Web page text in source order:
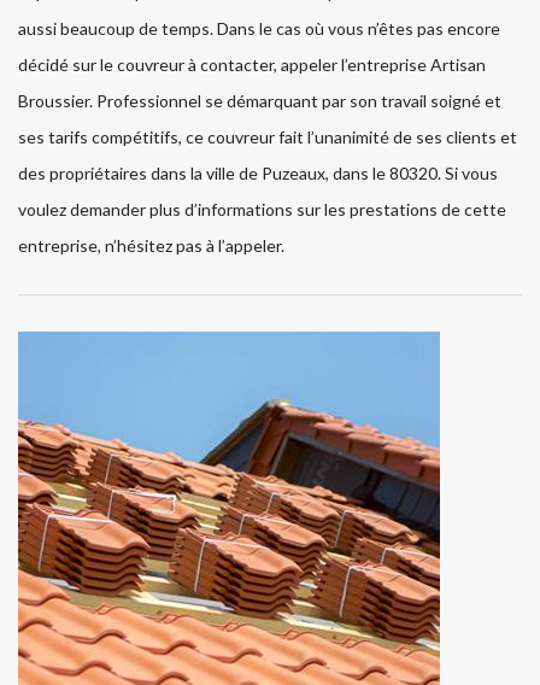
aussi beaucoup de temps. Dans le cas où vous n’êtes pas encore
décidé sur le couvreur à contacter, appeler l’entreprise Artisan
Broussier. Professionnel se démarquant par son travail soigné et
ses tarifs compétitifs, ce couvreur fait l’unanimité de ses clients et
des propriétaires dans la ville de Puzeaux, dans le 80320. Si vous
voulez demander plus d’informations sur les prestations de cette
entreprise, n’hésitez pas à l’appeler.